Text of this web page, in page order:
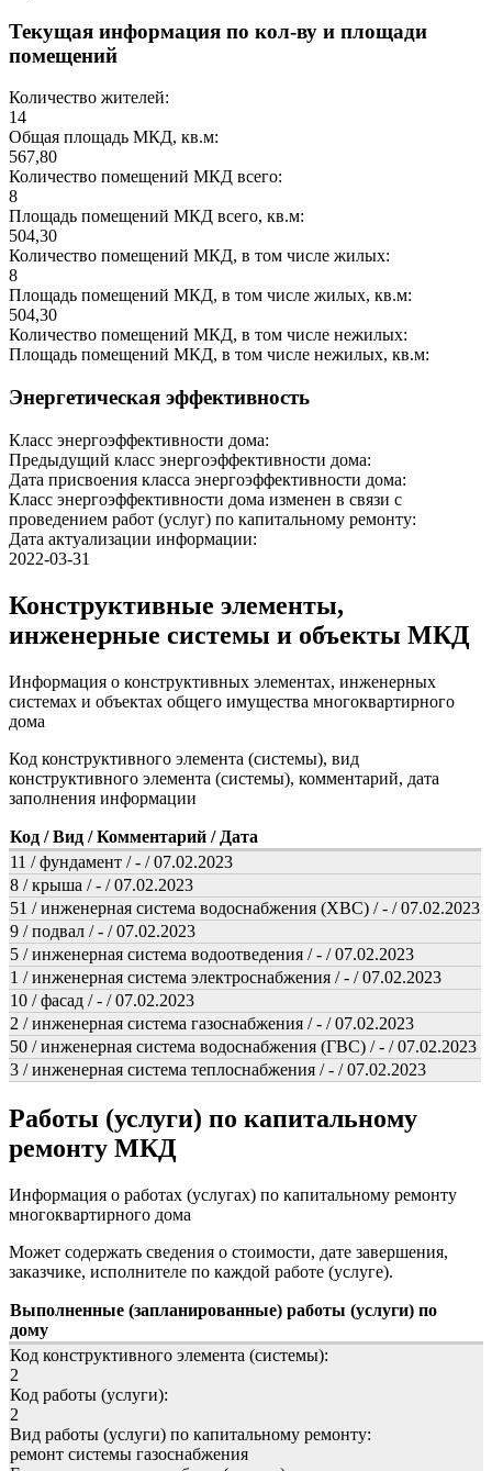
Текущая информация по кол-ву и площади
помещений
Количество жителей:
14
Общая площадь МКД, кв.м:
567,80
Количество помещений МКД всего:
8
Площадь помещений МКД всего, кв.м:
504,30
Количество помещений МКД, в том числе жилых:
8
Площадь помещений МКД, в том числе жилых, кв.м:
504,30
Количество помещений МКД, в том числе нежилых:
Площадь помещений МКД, в том числе нежилых, кв.м:
Энергетическая эффективность
Класс энергоэффективности дома:
Предыдущий класс энергоэффективности дома:
Дата присвоения класса энергоэффективности дома:
Класс энергоэффективности дома изменен в связи с
проведением работ (услуг) по капитальному ремонту:
Дата актуализации информации:
2022-03-31
Конструктивные элементы,
инженерные системы и объекты МКД
Информация о конструктивных элементах, инженерных
системах и объектах общего имущества многоквартирного
дома
Код конструктивного элемента (системы), вид
конструктивного элемента (системы), комментарий, дата
заполнения информации
Код / Вид / Комментарий / Дата
11 / фундамент / - / 07.02.2023
8 / крыша / - / 07.02.2023
51 / инженерная система водоснабжения (ХВС) / - / 07.02.2023
9 / подвал / - / 07.02.2023
5 / инженерная система водоотведения / - / 07.02.2023
1 / инженерная система электроснабжения / - / 07.02.2023
10 / фасад / - / 07.02.2023
2 / инженерная система газоснабжения / - / 07.02.2023
50 / инженерная система водоснабжения (ГВС) / - / 07.02.2023
3 / инженерная система теплоснабжения / - / 07.02.2023
Работы (услуги) по капитальному
ремонту МКД
Информация о работах (услугах) по капитальному ремонту
многоквартирного дома
Может содержать сведения о стоимости, дате завершения,
заказчике, исполнителе по каждой работе (услуге).
Выполненные (запланированные) работы (услуги) по
дому
Код конструктивного элемента (системы):
2
Код работы (услуги):
2
Вид работы (услуги) по капитальному ремонту:
ремонт системы газоснабжения